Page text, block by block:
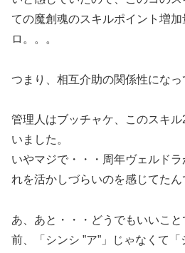
ての魔創魂のスキルポイント増
ロ。。。
つまり、相互介助の関係性になっ
管理人はブッチャケ、このスキ
いました。
いやマジで・・・周年ヴェルド
れを活かしづらいのを感じてたん
あ、あと・・・どうでもいいこ
前、「シンシ ”ア”」じゃなくて「